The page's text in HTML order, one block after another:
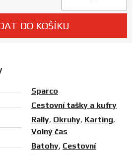
DO KOŠÍKU
Sparco
Cestovní tašky a kufry
Rally, Okruhy, Karting,
Volný čas
Batohy, Cestovní